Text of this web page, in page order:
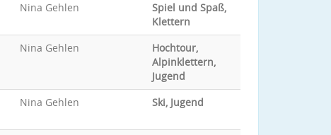
Nina Gehlen
Spiel und Spaß,
Klettern
Nina Gehlen
Hochtour,
Alpinklettern,
Jugend
Nina Gehlen Ski, Jugend